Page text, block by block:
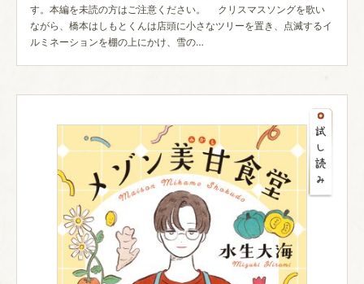
す。本編を未読の方はご注意ください。 クリスマスソングを歌い
ながら、橋本はしもとくんは店頭に小さなツリーを置き、点滅するイ
ルミネーションを棚の上にかけ、雪の…